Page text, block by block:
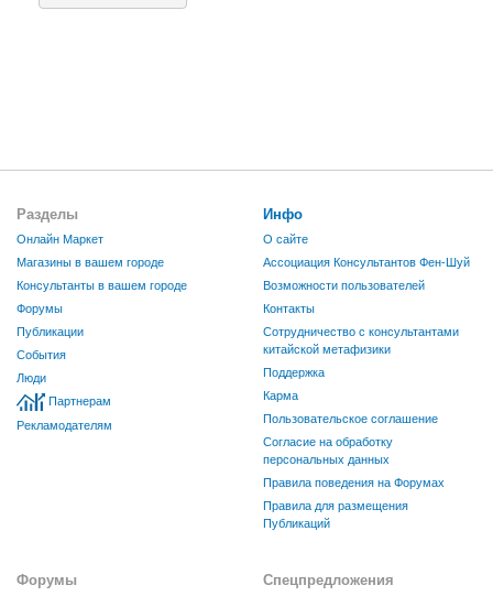
Разделы
Онлайн Маркет
Магазины в вашем городе
Консультанты в вашем городе
Форумы
Публикации
События
Люди
Партнерам
Рекламодателям
Инфо
О сайте
Ассоциация Консультантов Фен-Шуй
Возможности пользователей
Контакты
Сотрудничество с консультантами
китайской метафизики
Поддержка
Карма
Пользовательское соглашение
Согласие на обработку
персональных данных
Правила поведения на Форумах
Правила для размещения
Публикаций
Форумы Спецпредложения